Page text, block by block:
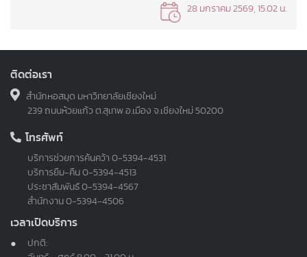
28 มกราคม 2569, 15.02 น.
ติดต่อเรา
สำนักหอสมุด มหาวิทยาลัยเชียงใหม่
239 ถนนห้วยแก้ว ต.สุเทพ อ.เมือง จ.เชียงใหม่ 50200
โทรศัพท์
บริการช่วยการค้นคว้า 0-5394-4531
บริการยืม-คืน 0-5394-4513
ประชาสัมพันธ์ 0-5394-4567
สำนักงาน 0-5394-4506
เวลาเปิดบริการ
ปกติ: